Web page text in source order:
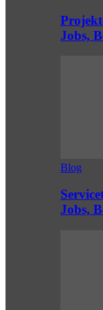
Jobs,
Blog
Jobs,